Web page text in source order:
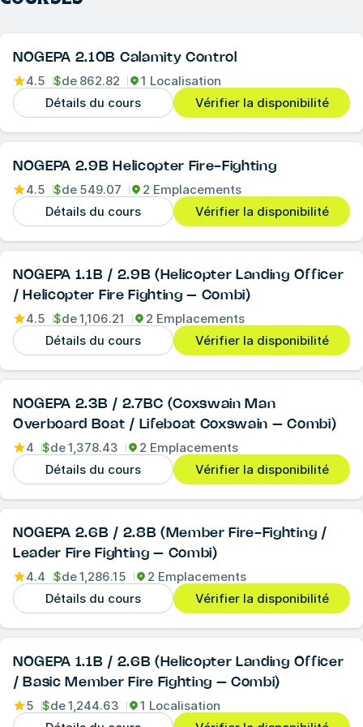
NOGEPA 2.10B Calamity Control
4.5 $de 862.82
1 Localisation
Détails du cours
Vérifier la disponibilité
NOGEPA 2.9B Helicopter Fire-Fighting
4.5 $de 549.07
2 Emplacements
Détails du cours
Vérifier la disponibilité
NOGEPA 1.1B / 2.9B (Helicopter Landing Officer
/ Helicopter Fire Fighting – Combi)
4.5 $de1,106.21
2 Emplacements
Détails du cours
Vérifier la disponibilité
NOGEPA 2.3B / 2.7BC (Coxswain Man
Overboard Boat / Lifeboat Coxswain – Combi)
4 $de1,378.43
2 Emplacements
Détails du cours
Vérifier la disponibilité
NOGEPA 2.6B / 2.8B (Member Fire-Fighting /
Leader Fire Fighting – Combi)
4.4 $de1,286.15
2 Emplacements
Détails du cours
Vérifier la disponibilité
NOGEPA 1.1B / 2.6B (Helicopter Landing Officer
/ Basic Member Fire Fighting – Combi)
5 $de1,244.63
1 Localisation